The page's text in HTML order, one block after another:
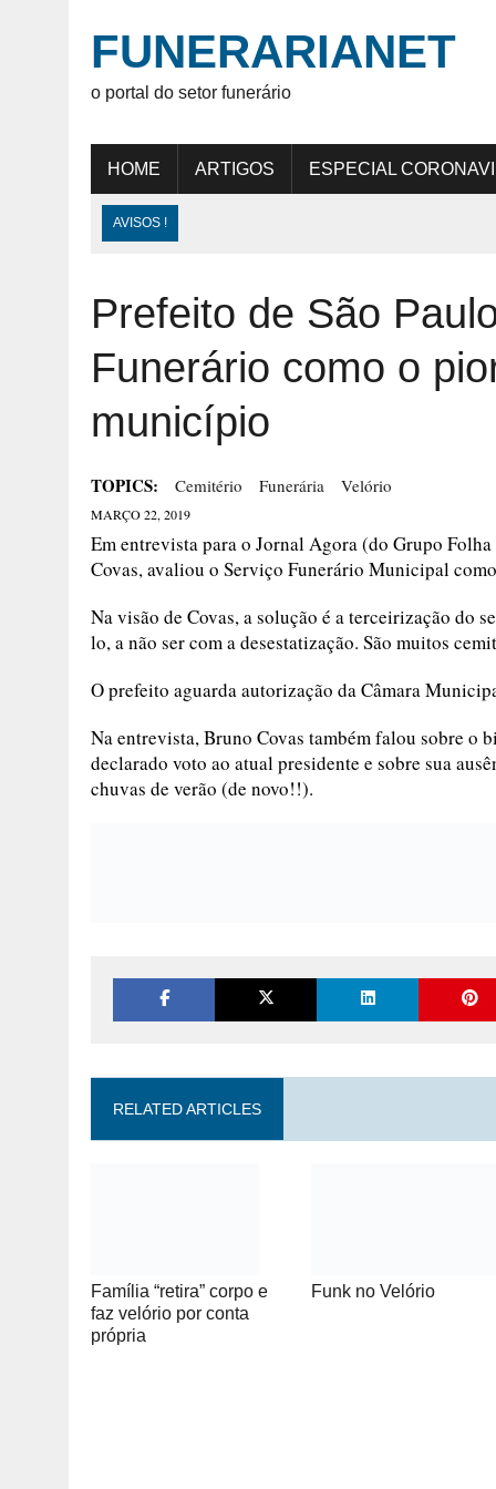
FUNERARIANET
o portal do setor funerário
HOME ARTIGOS ESPECIAL
AVISOS !
Prefeito de São
Funerário como o
município
TOPICS: Cemitério Funerária Velório
MARÇO 22, 2019
Em entrevista para o Jornal Agora (do Grupo
Covas, avaliou o Serviço Funerário Municipal
Na visão de Covas, a solução é a terceirização do
lo, a não ser com a desestatização. São muitos
O prefeito aguarda autorização da Câmara
Na entrevista, Bruno Covas também falou sobre o
declarado voto ao atual presidente e sobre sua
chuvas de verão (de novo!!).
RELATED ARTICLES
Família “retira” corpo e
faz velório por conta
própria
Funk no Velório